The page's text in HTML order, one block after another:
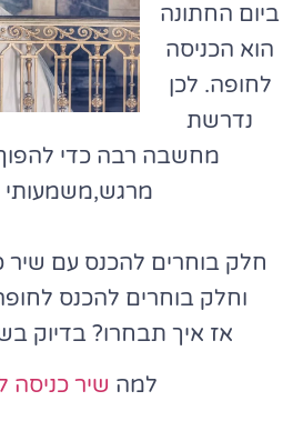
ביום החתונה
הוא הכניסה
לחופה. לכן
נדרשת
מחשבה רבה כדי להפוך
מרגש,משמעותי
חלק בוחרים להכנס עם שיר
וחלק בוחרים להכנס
אז איך תבחרו? בדיוק
למהשיר כניסה